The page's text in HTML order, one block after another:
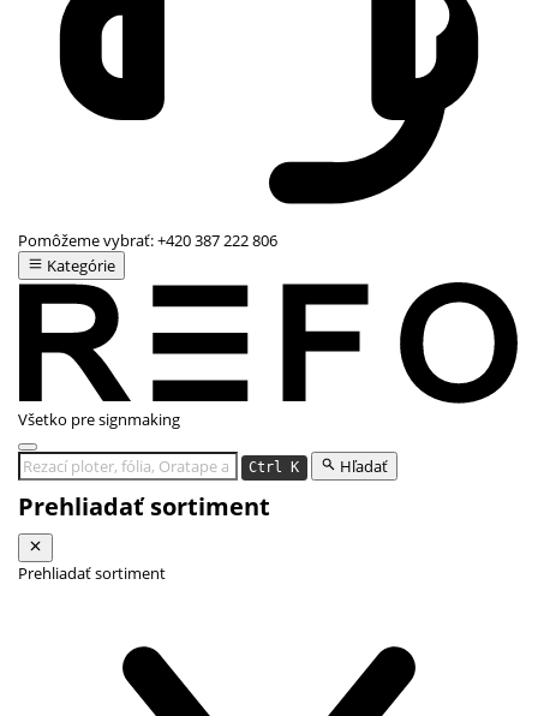
Pomôžeme vybrať:+420 387 222 806
Kategórie
Všetko pre signmaking
Ctrl K Hľadať
Prehliadať sortiment
Prehliadať sortiment